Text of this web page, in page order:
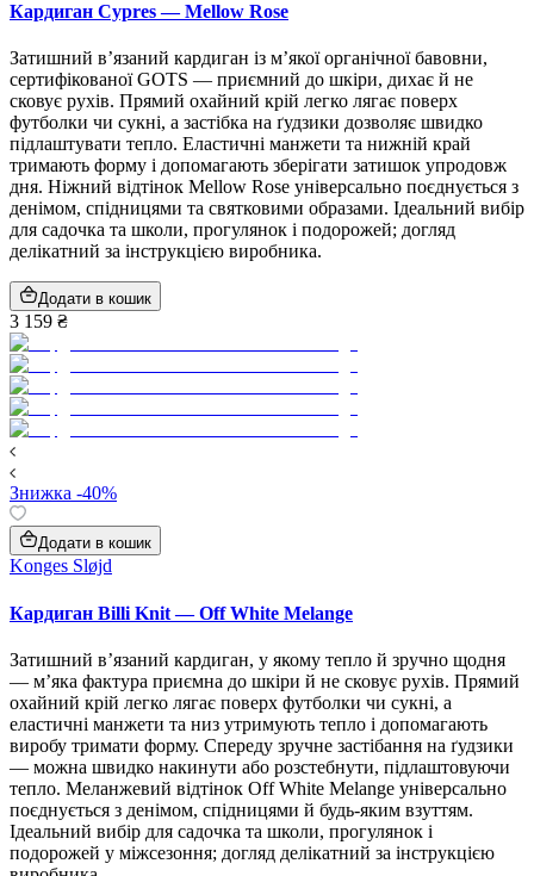
Кардиган Cypres — Mellow Rose
Затишний в’язаний кардиган із м’якої органічної бавовни,
сертифікованої GOTS — приємний до шкіри, дихає й не
сковує рухів. Прямий охайний крій легко лягає поверх
футболки чи сукні, а застібка на ґудзики дозволяє швидко
підлаштувати тепло. Еластичні манжети та нижній край
тримають форму і допомагають зберігати затишок упродовж
дня. Ніжний відтінок Mellow Rose універсально поєднується з
денімом, спідницями та святковими образами. Ідеальний вибір
для садочка та школи, прогулянок і подорожей; догляд
делікатний за інструкцією виробника.
Додати в кошик
3 159 ₴
Знижка -40%
Додати в кошик
Konges Sløjd
Кардиган Billi Knit — Off White Melange
Затишний в’язаний кардиган, у якому тепло й зручно щодня
— м’яка фактура приємна до шкіри й не сковує рухів. Прямий
охайний крій легко лягає поверх футболки чи сукні, а
еластичні манжети та низ утримують тепло і допомагають
виробу тримати форму. Спереду зручне застібання на ґудзики
— можна швидко накинути або розстебнути, підлаштовуючи
тепло. Меланжевий відтінок Off White Melange універсально
поєднується з денімом, спідницями й будь‑яким взуттям.
Ідеальний вибір для садочка та школи, прогулянок і
подорожей у міжсезоння; догляд делікатний за інструкцією